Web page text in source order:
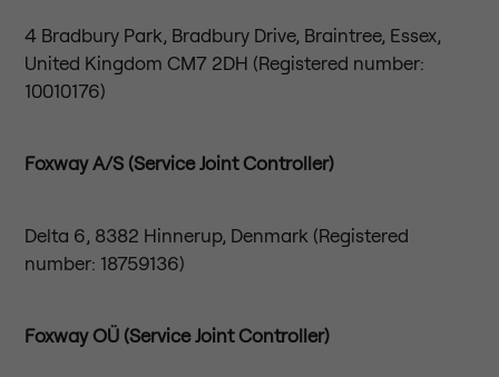
4 Bradbury Park, Bradbury Drive, Braintree, Essex,
United Kingdom CM7 2DH (Registered number:
10010176)
Foxway A/S (Service Joint Controller)
Delta 6, 8382 Hinnerup, Denmark (Registered
number: 18759136)
Foxway OÜ (Service Joint Controller)